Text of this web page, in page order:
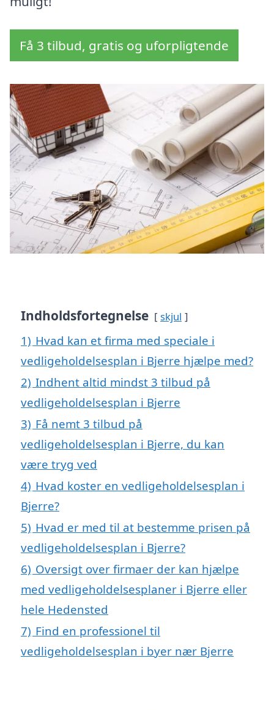
Få 3 tilbud, gratis og uforpligtende
Indholdsfortegnelse skjul
1) Hvad kan et firma med speciale i
vedligeholdelsesplan i Bjerre hjælpe med?
2) Indhent altid mindst 3 tilbud på
vedligeholdelsesplan i Bjerre
3) Få nemt 3 tilbud på
vedligeholdelsesplan i Bjerre, du kan
være tryg ved
4) Hvad koster en vedligeholdelsesplan i
Bjerre?
5) Hvad er med til at bestemme prisen på
vedligeholdelsesplan i Bjerre?
6) Oversigt over firmaer der kan hjælpe
med vedligeholdelsesplaner i Bjerre eller
hele Hedensted
7) Find en professionel til
vedligeholdelsesplan i byer nær Bjerre